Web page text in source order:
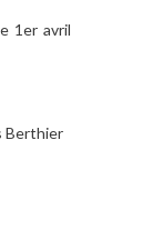
1er avril
Berthier